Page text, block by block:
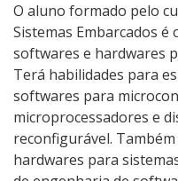
Processo de
Resultados
Resultados Vagas
O aluno formado pelo
Sistemas Embarcados
softwares e hardwares
Terá habilidades para
softwares para
microprocessadores e
reconfigurável.
hardwares para